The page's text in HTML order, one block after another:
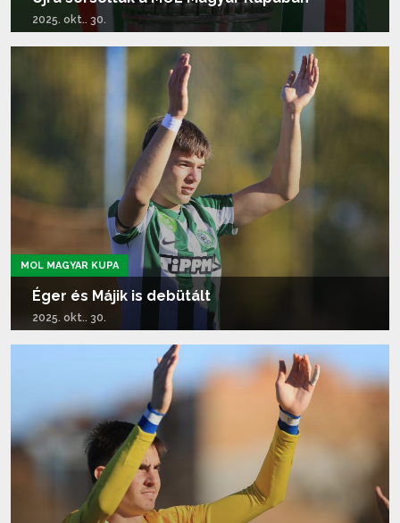
2025. okt.. 30.
Tovább olvasom...
MOL MAGYAR KUPA
Éger és Májik is debütált
2025. okt.. 30.
Tovább olvasom...